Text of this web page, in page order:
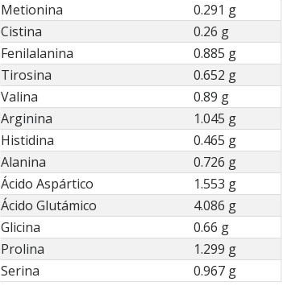
Metionina
0.291 g
Cistina
0.26 g
Fenilalanina
0.885 g
Tirosina
0.652 g
Valina
0.89 g
Arginina
1.045 g
Histidina
0.465 g
Alanina
0.726 g
Ácido Aspártico
1.553 g
Ácido Glutámico
4.086 g
Glicina
0.66 g
Prolina
1.299 g
Serina
0.967 g